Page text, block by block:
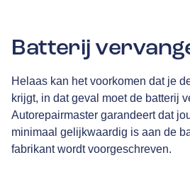
Batterij
Helaas kan het voorkomen dat je
krijgt, in dat geval moet de batterij
Autorepairmaster garandeert dat
minimaal gelijkwaardig is aan de
fabrikant wordt voorgeschreven.